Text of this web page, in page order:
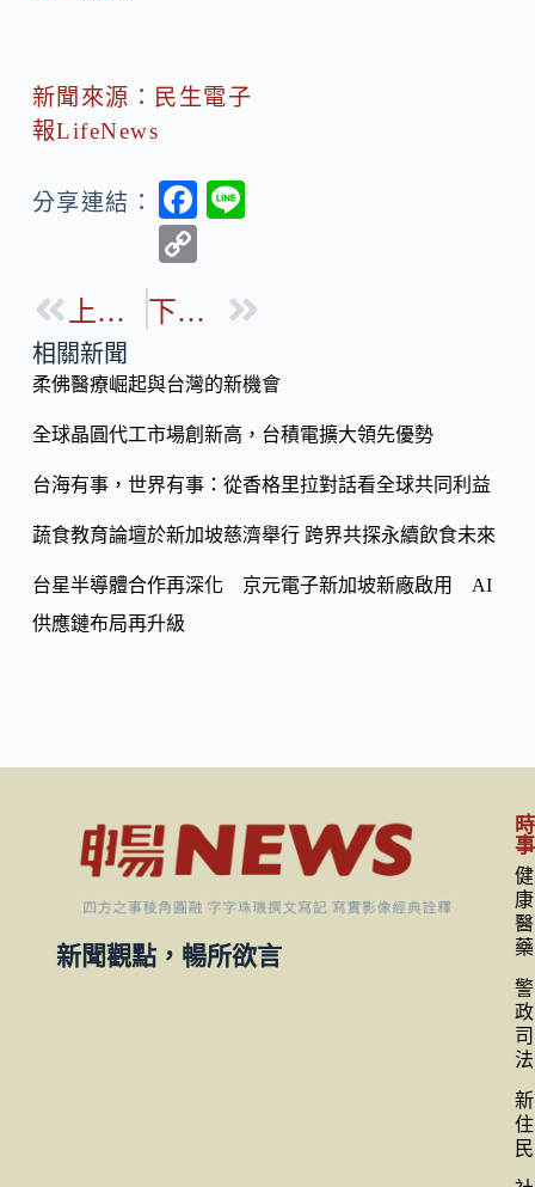
新聞來源：民生電子
報LifeNews
分享連結：
F
b
o
k
p
Li
n
k
上一篇 下一篇
相關新聞
柔佛醫療崛起與台灣的新機會
全球晶圓代工市場創新高，台積電擴大領先優勢
台海有事，世界有事：從香格里拉對話看全球共同利益
蔬食教育論壇於新加坡慈濟舉行 跨界共探永續飲食未來
台星半導體合作再深化 京元電子新加坡新廠啟用 AI
供應鏈布局再升級
新聞觀點，暢所欲言
時
事
健
康
醫
藥
警
政
司
法
新
住
民